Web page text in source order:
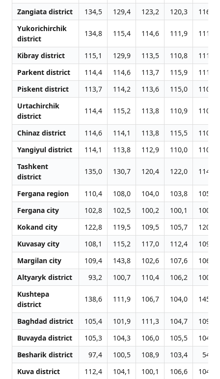
Zangiata district 134,5 129,4 123,2 120,3
116,4
Yukorichirchik
district
134,8 115,4 114,6 111,9 111,7
Kibray district 115,1 129,9 113,5 110,8
111,2
Parkent district
114,4 114,6 113,7 115,9
111,0
Piskent district
113,7 114,2 113,6 115,0
110,9
Urtachirchik
district
114,4 115,2 113,8 110,9 110,7
Chinaz district 114,6 114,1 113,8 115,5
110,9
Yangiyul district
114,1 113,8 112,9 110,0
110,0
Tashkent
district
135,0 130,7 120,4 122,0 114,8
Fergana region 110,4 108,0 104,0 103,8
105,0
Fergana city
102,8 102,5 100,2 100,1
100,6
Kokand city
122,8 119,5 109,5 105,7
120,3
Kuvasay city
108,1 115,2 117,0 112,4
109,4
Margilan city
109,4 143,8 102,6 107,6
106,3
Altyaryk district
93,2 100,7 110,4 106,2
100,5
Kushtepa
district
138,6 111,9 106,7 104,0 145,0
Baghdad district 105,4 101,9 111,3 104,7
109,3
Buvayda district
105,3 104,3 106,0 105,5
104,2
Besharik district
97,4 100,5 108,9 103,4
54,2
Kuva district
112,4 104,1 100,1 106,6
104,3